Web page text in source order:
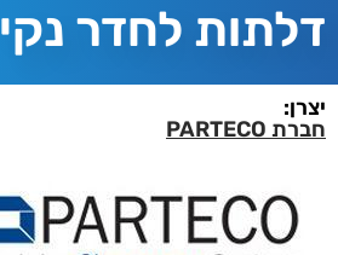
דלתות לחדר נקי
יצרן:
חברת PARTECO